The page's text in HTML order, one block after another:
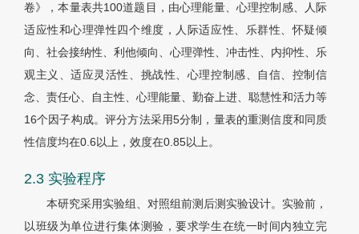
卷》，本量表共100道题目，由心理能量、心理控制感、人际
适应性和心理弹性四个维度，人际适应性、乐群性、怀疑倾
向、社会接纳性、利他倾向、心理弹性、冲击性、内抑性、乐
观主义、适应灵活性、挑战性、心理控制感、自信、控制信
念、责任心、自主性、心理能量、勤奋上进、聪慧性和活力等
16个因子构成。评分方法采用5分制，量表的重测信度和同质
性信度均在0.6以上，效度在0.85以上。
2.3 实验程序
本研究采用实验组、对照组前测后测实验设计。实验前，
以班级为单位进行集体测验，要求学生在统一时间内独立完